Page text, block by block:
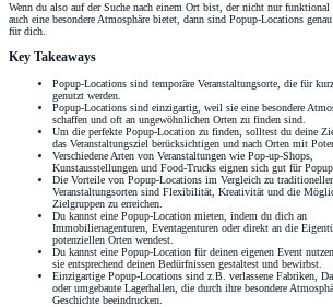
Wenn du also auf der Suche nach einem Ort bist, der nicht nur funktional
auch eine besondere Atmosphäre bietet, dann sind Popup-Locations
für dich.
Key Takeaways
Popup-Locations sind temporäre Veranstaltungsorte, die für
genutzt werden.
Popup-Locations sind einzigartig, weil sie eine besondere
schaffen und oft an ungewöhnlichen Orten zu finden sind.
Um die perfekte Popup-Location zu finden, solltest du deine
das Veranstaltungsziel berücksichtigen und nach Orten mit
Verschiedene Arten von Veranstaltungen wie Pop-up-Shops,
Kunstausstellungen und Food-Trucks eignen sich gut für
Die Vorteile von Popup-Locations im Vergleich zu
Veranstaltungsorten sind Flexibilität, Kreativität und die
Zielgruppen zu erreichen.
Du kannst eine Popup-Location mieten, indem du dich an
Immobilienagenturen, Eventagenturen oder direkt an die
potenziellen Orten wendest.
Du kannst eine Popup-Location für deinen eigenen Event
sie entsprechend deinen Bedürfnissen gestaltest und bewirbst.
Einzigartige Popup-Locations sind z.B. verlassene Fabriken,
oder umgebaute Lagerhallen, die durch ihre besondere
Geschichte beeindrucken.